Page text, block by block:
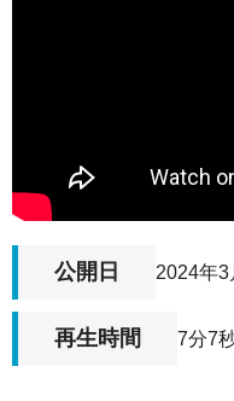
公開日 2024年3
再生時間 7分7